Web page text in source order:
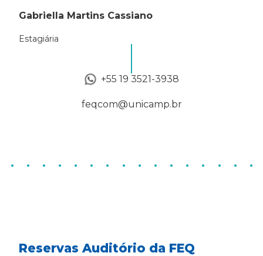
Gabriella Martins Cassiano
Estagiária
+55 19 3521-3938
feqcom@unicamp.br
Reservas Auditório da FEQ